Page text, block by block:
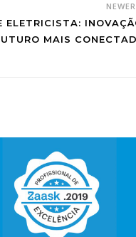
ELETRICISTA:
MAIS